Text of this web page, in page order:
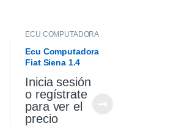
ECU COMPUTADORA
Ecu Computadora
Fiat Siena 1.4
Inicia sesión
o regístrate
para ver el
precio